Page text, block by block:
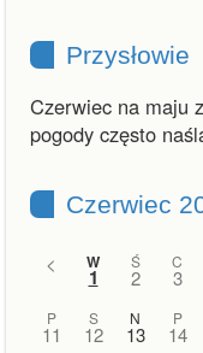
Przysłowie
Czerwiec na maju
pogody często
Czerwiec
< W
1
Ś
2
C
3
P
11
S
12
N
13
P
14